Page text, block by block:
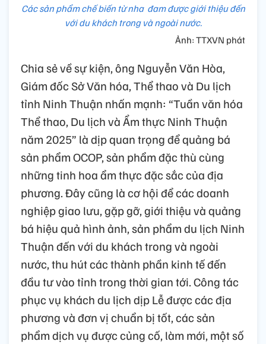
Các sản phẩm chế biến từ nha đam được giới thiệu đến
với du khách trong và ngoài nước.
Ảnh: TTXVN phát
Chia sẻ về sự kiện, ông Nguyễn Văn Hòa,
Giám đốc Sở Văn hóa, Thể thao và Du lịch
tỉnh Ninh Thuận nhấn mạnh: “Tuần văn hóa
Thể thao, Du lịch và Ẩm thực Ninh Thuận
năm 2025” là dịp quan trọng để quảng bá
sản phẩm OCOP, sản phẩm đặc thù cùng
những tinh hoa ẩm thực đặc sắc của địa
phương. Đây cũng là cơ hội để các doanh
nghiệp giao lưu, gặp gỡ, giới thiệu và quảng
bá hiệu quả hình ảnh, sản phẩm du lịch Ninh
Thuận đến với du khách trong và ngoài
nước, thu hút các thành phần kinh tế đến
đầu tư vào tỉnh trong thời gian tới. Công tác
phục vụ khách du lịch dịp Lễ được các địa
phương và đơn vị chuẩn bị tốt, các sản
phẩm dịch vụ được củng cố, làm mới, một số